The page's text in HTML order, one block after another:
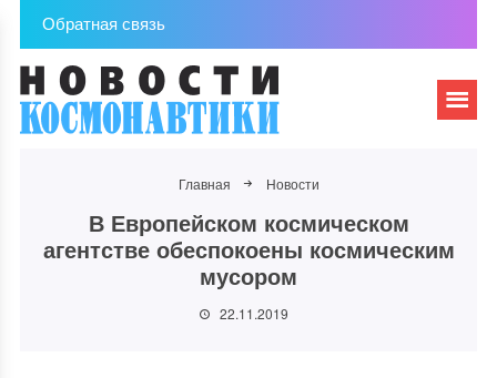
Обратная связь
Главная Новости
В Европейском космическом
агентстве обеспокоены космическим
мусором
22.11.2019